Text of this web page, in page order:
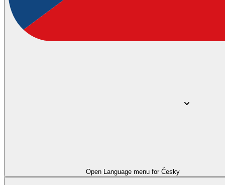
Open Language menu for Česky